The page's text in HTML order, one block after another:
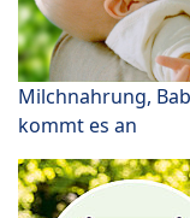
Milchnahrung,
kommt es an